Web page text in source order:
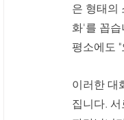
은 형태의
화'를 꼽
평소에도
이러한 대
집니다.